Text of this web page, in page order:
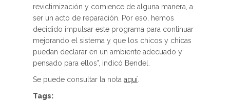
revictimización y comience de alguna manera, a
ser un acto de reparación. Por eso, hemos
decidido impulsar este programa para continuar
mejorando el sistema y que los chicos y chicas
puedan declarar en un ambiente adecuado y
pensado para ellos", indicó Bendel.
Se puede consultar la nota aquí
Tags: